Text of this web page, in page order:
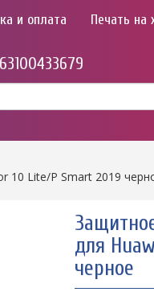
и оплата Печать на
10 Lite/P Smart 2019
для
черное